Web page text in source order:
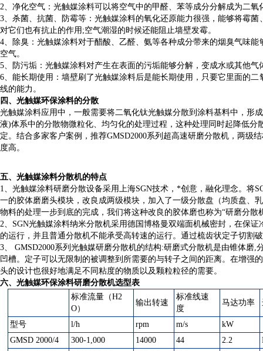
2、净化空气：光触媒涂料可以将空气中的甲醛、苯等成分分解成为二
3、杀菌、抗菌、防霉等：光触媒涂料的氧化还原能力很强，能够将霉
对它们也有抗止的作用;空气潮湿的时候还能阻止墙壁发霉。
4、除臭：光触媒涂料对于醋酸、乙醛、氨等各种成分带来的烟臭气味
空气。
5、防污垢：光触媒涂料对产生在表面的污垢能够分解，变成水或其他气
6、能长期使用：墙壁刷了光触媒涂料后是能长期使用，只要它里面的
线的能力。
四、光触媒环保涂料的分散
光触媒涂料应用中，一般需要将二氧化钛光触媒分散到涂料基料中，形
液)体系中的分散物微粒化、均匀化的处理过程，这种处理同时起降低
定。结合多家客户案例，推荐GMSD2000系列超高速研磨分散机，两级
度高。
五、光触媒涂料分散机的特点
1、光触媒涂料研磨分散设备采用上海SGN技术，*创意，融化理念。将
一的胶体磨磨头模块，改良成两级模块，加入了一级分散盘（均质盘、
物料的处理一步到底的完成，我们将这种改良的胶体磨也称为“研磨分散
2、SGN光触媒涂料纳米分散机采用德国博格曼双端面机械密封，在保
的运行，并且普通分散机不能承受高转速的运行。通过梳齿状定子切
3、 GMSD2000系列光触媒研磨分散机的结构:研磨式分散机是由锥体
凹槽。定子可以无限制的被调整到所需要的与转子之间的距离。在增强
头的设计也很好地满足不同粘度的物质以及颗粒粒径的需要。
六、 光触媒环保涂料研磨分散机选型表
标准流量（H2
O）
输出转速
标准线速
度
马达功率
型号 l/h rpm m/s
kW
GMSD 2000/4
300-1,000 14000 44 2.2